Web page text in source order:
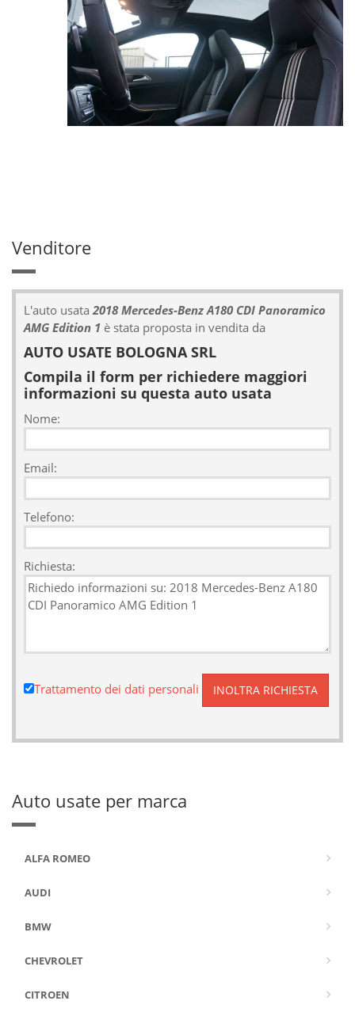
Venditore
L'auto usata 2018 Mercedes-Benz A180 CDI Panoramico
AMG Edition 1 è stata proposta in vendita da
AUTO USATE BOLOGNA SRL
Compila il form per richiedere maggiori
informazioni su questa auto usata
Nome:
Email:
Telefono:
Richiesta:
Trattamento dei dati personali
Auto usate per marca
ALFA ROMEO
AUDI
BMW
CHEVROLET
CITROEN